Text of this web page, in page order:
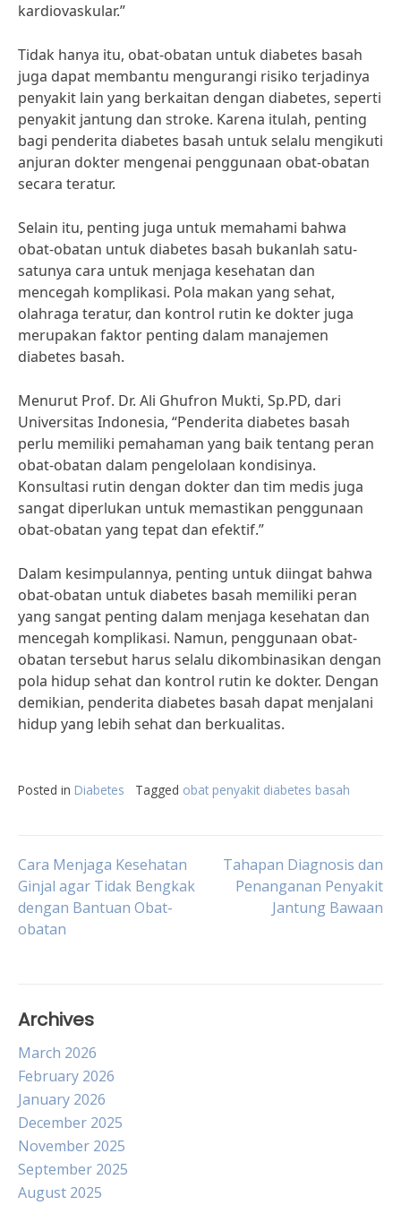
kardiovaskular.”
Tidak hanya itu, obat-obatan untuk diabetes basah
juga dapat membantu mengurangi risiko terjadinya
penyakit lain yang berkaitan dengan diabetes, seperti
penyakit jantung dan stroke. Karena itulah, penting
bagi penderita diabetes basah untuk selalu mengikuti
anjuran dokter mengenai penggunaan obat-obatan
secara teratur.
Selain itu, penting juga untuk memahami bahwa
obat-obatan untuk diabetes basah bukanlah satu-
satunya cara untuk menjaga kesehatan dan
mencegah komplikasi. Pola makan yang sehat,
olahraga teratur, dan kontrol rutin ke dokter juga
merupakan faktor penting dalam manajemen
diabetes basah.
Menurut Prof. Dr. Ali Ghufron Mukti, Sp.PD, dari
Universitas Indonesia, “Penderita diabetes basah
perlu memiliki pemahaman yang baik tentang peran
obat-obatan dalam pengelolaan kondisinya.
Konsultasi rutin dengan dokter dan tim medis juga
sangat diperlukan untuk memastikan penggunaan
obat-obatan yang tepat dan efektif.”
Dalam kesimpulannya, penting untuk diingat bahwa
obat-obatan untuk diabetes basah memiliki peran
yang sangat penting dalam menjaga kesehatan dan
mencegah komplikasi. Namun, penggunaan obat-
obatan tersebut harus selalu dikombinasikan dengan
pola hidup sehat dan kontrol rutin ke dokter. Dengan
demikian, penderita diabetes basah dapat menjalani
hidup yang lebih sehat dan berkualitas.
Posted in Diabetes Tagged obat penyakit diabetes basah
Post
navigation
Cara Menjaga Kesehatan
Ginjal agar Tidak Bengkak
dengan Bantuan Obat-
obatan
Tahapan Diagnosis dan
Penanganan Penyakit
Jantung Bawaan
Archives
March 2026
February 2026
January 2026
December 2025
November 2025
September 2025
August 2025